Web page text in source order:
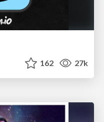
162 27k